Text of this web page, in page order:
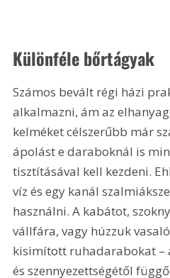
Különféle bőrtágyak
Számos bevált régi házi
alkalmazni, ám az
kelméket célszerűbb már
ápolást e daraboknál is
tisztításával kell kezdeni.
víz és egy kanál
használni. A kabátot,
vállfára, vagy húzzuk
kisimított ruhadarabokat –
és szennyezettségétől